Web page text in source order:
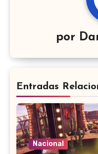
por
Entradas
Nacional